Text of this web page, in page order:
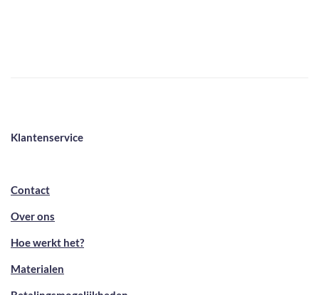
Klantenservice
Contact
Over ons
Hoe werkt het?
Materialen